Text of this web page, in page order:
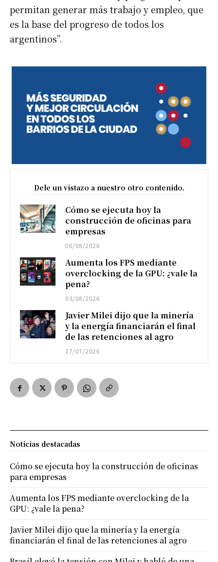
permitan generar más trabajo y empleo, que
es la base del progreso de todos los
argentinos”.
Dele un vistazo a nuestro otro contenido.
Cómo se ejecuta hoy la
construcción de oficinas para
empresas
06/08/2026
Aumenta los FPS mediante
overclocking de la GPU: ¿vale la
pena?
03/08/2026
Javier Milei dijo que la minería
y la energía financiarán el final
de las retenciones al agro
27/07/2026
Noticias destacadas
Cómo se ejecuta hoy la construcción de oficinas
para empresas
Aumenta los FPS mediante overclocking de la
GPU: ¿vale la pena?
Javier Milei dijo que la minería y la energía
financiarán el final de las retenciones al agro